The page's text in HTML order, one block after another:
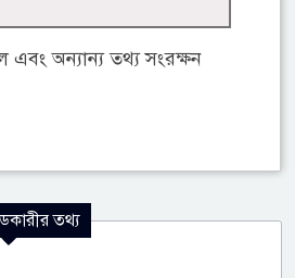
অন্যান্য তথ্য সংরক্ষন
তথ্য